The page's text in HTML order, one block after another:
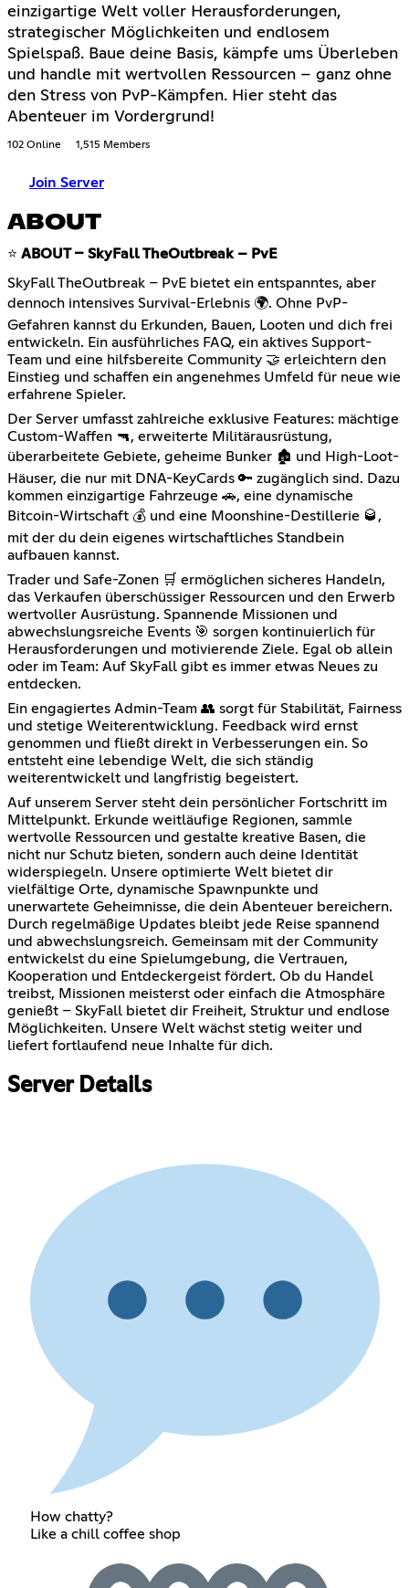
einzigartige Welt voller Herausforderungen,
strategischer Möglichkeiten und endlosem
Spielspaß. Baue deine Basis, kämpfe ums Überleben
und handle mit wertvollen Ressourcen – ganz ohne
den Stress von PvP-Kämpfen. Hier steht das
Abenteuer im Vordergrund!
102 Online 1,515 Members
Join Server
ABOUT
⭐ ABOUT – SkyFall TheOutbreak – PvE
SkyFall TheOutbreak – PvE bietet ein entspanntes, aber
dennoch intensives Survival-Erlebnis 🌍. Ohne PvP-
Gefahren kannst du Erkunden, Bauen, Looten und dich frei
entwickeln. Ein ausführliches FAQ, ein aktives Support-
Team und eine hilfsbereite Community 🤝 erleichtern den
Einstieg und schaffen ein angenehmes Umfeld für neue wie
erfahrene Spieler.
Der Server umfasst zahlreiche exklusive Features: mächtige
Custom-Waffen 🔫, erweiterte Militärausrüstung,
überarbeitete Gebiete, geheime Bunker 🏚️ und High-Loot-
Häuser, die nur mit DNA-KeyCards 🔑 zugänglich sind. Dazu
kommen einzigartige Fahrzeuge 🚗, eine dynamische
Bitcoin-Wirtschaft 💰 und eine Moonshine-Destillerie 🥃,
mit der du dein eigenes wirtschaftliches Standbein
aufbauen kannst.
Trader und Safe-Zonen 🛒 ermöglichen sicheres Handeln,
das Verkaufen überschüssiger Ressourcen und den Erwerb
wertvoller Ausrüstung. Spannende Missionen und
abwechslungsreiche Events 🎯 sorgen kontinuierlich für
Herausforderungen und motivierende Ziele. Egal ob allein
oder im Team: Auf SkyFall gibt es immer etwas Neues zu
entdecken.
Ein engagiertes Admin-Team 👥 sorgt für Stabilität, Fairness
und stetige Weiterentwicklung. Feedback wird ernst
genommen und fließt direkt in Verbesserungen ein. So
entsteht eine lebendige Welt, die sich ständig
weiterentwickelt und langfristig begeistert.
Auf unserem Server steht dein persönlicher Fortschritt im
Mittelpunkt. Erkunde weitläufige Regionen, sammle
wertvolle Ressourcen und gestalte kreative Basen, die
nicht nur Schutz bieten, sondern auch deine Identität
widerspiegeln. Unsere optimierte Welt bietet dir
vielfältige Orte, dynamische Spawnpunkte und
unerwartete Geheimnisse, die dein Abenteuer bereichern.
Durch regelmäßige Updates bleibt jede Reise spannend
und abwechslungsreich. Gemeinsam mit der Community
entwickelst du eine Spielumgebung, die Vertrauen,
Kooperation und Entdeckergeist fördert. Ob du Handel
treibst, Missionen meisterst oder einfach die Atmosphäre
genießt – SkyFall bietet dir Freiheit, Struktur und endlose
Möglichkeiten. Unsere Welt wächst stetig weiter und
liefert fortlaufend neue Inhalte für dich.
Server Details
How chatty?
Like a chill coffee shop